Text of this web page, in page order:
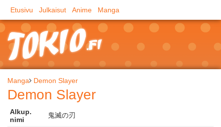
Etusivu Julkaisut Anime Manga
Manga Demon Slayer
Demon Slayer
Alkup.
nimi
鬼滅の刃